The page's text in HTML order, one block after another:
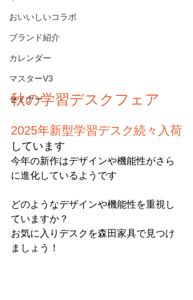
おいいしいコラボ
ブランド紹介
カレンダー
マスターV3
セミナー
秋の学習デスクフェア
2025年新型学習デスク続々入荷
しています
今年の新作はデザインや機能性がさら
に進化しているようです
どのようなデザインや機能性を重視し
ていますか？
お気に入りデスクを森田家具で見つけ
ましょう！